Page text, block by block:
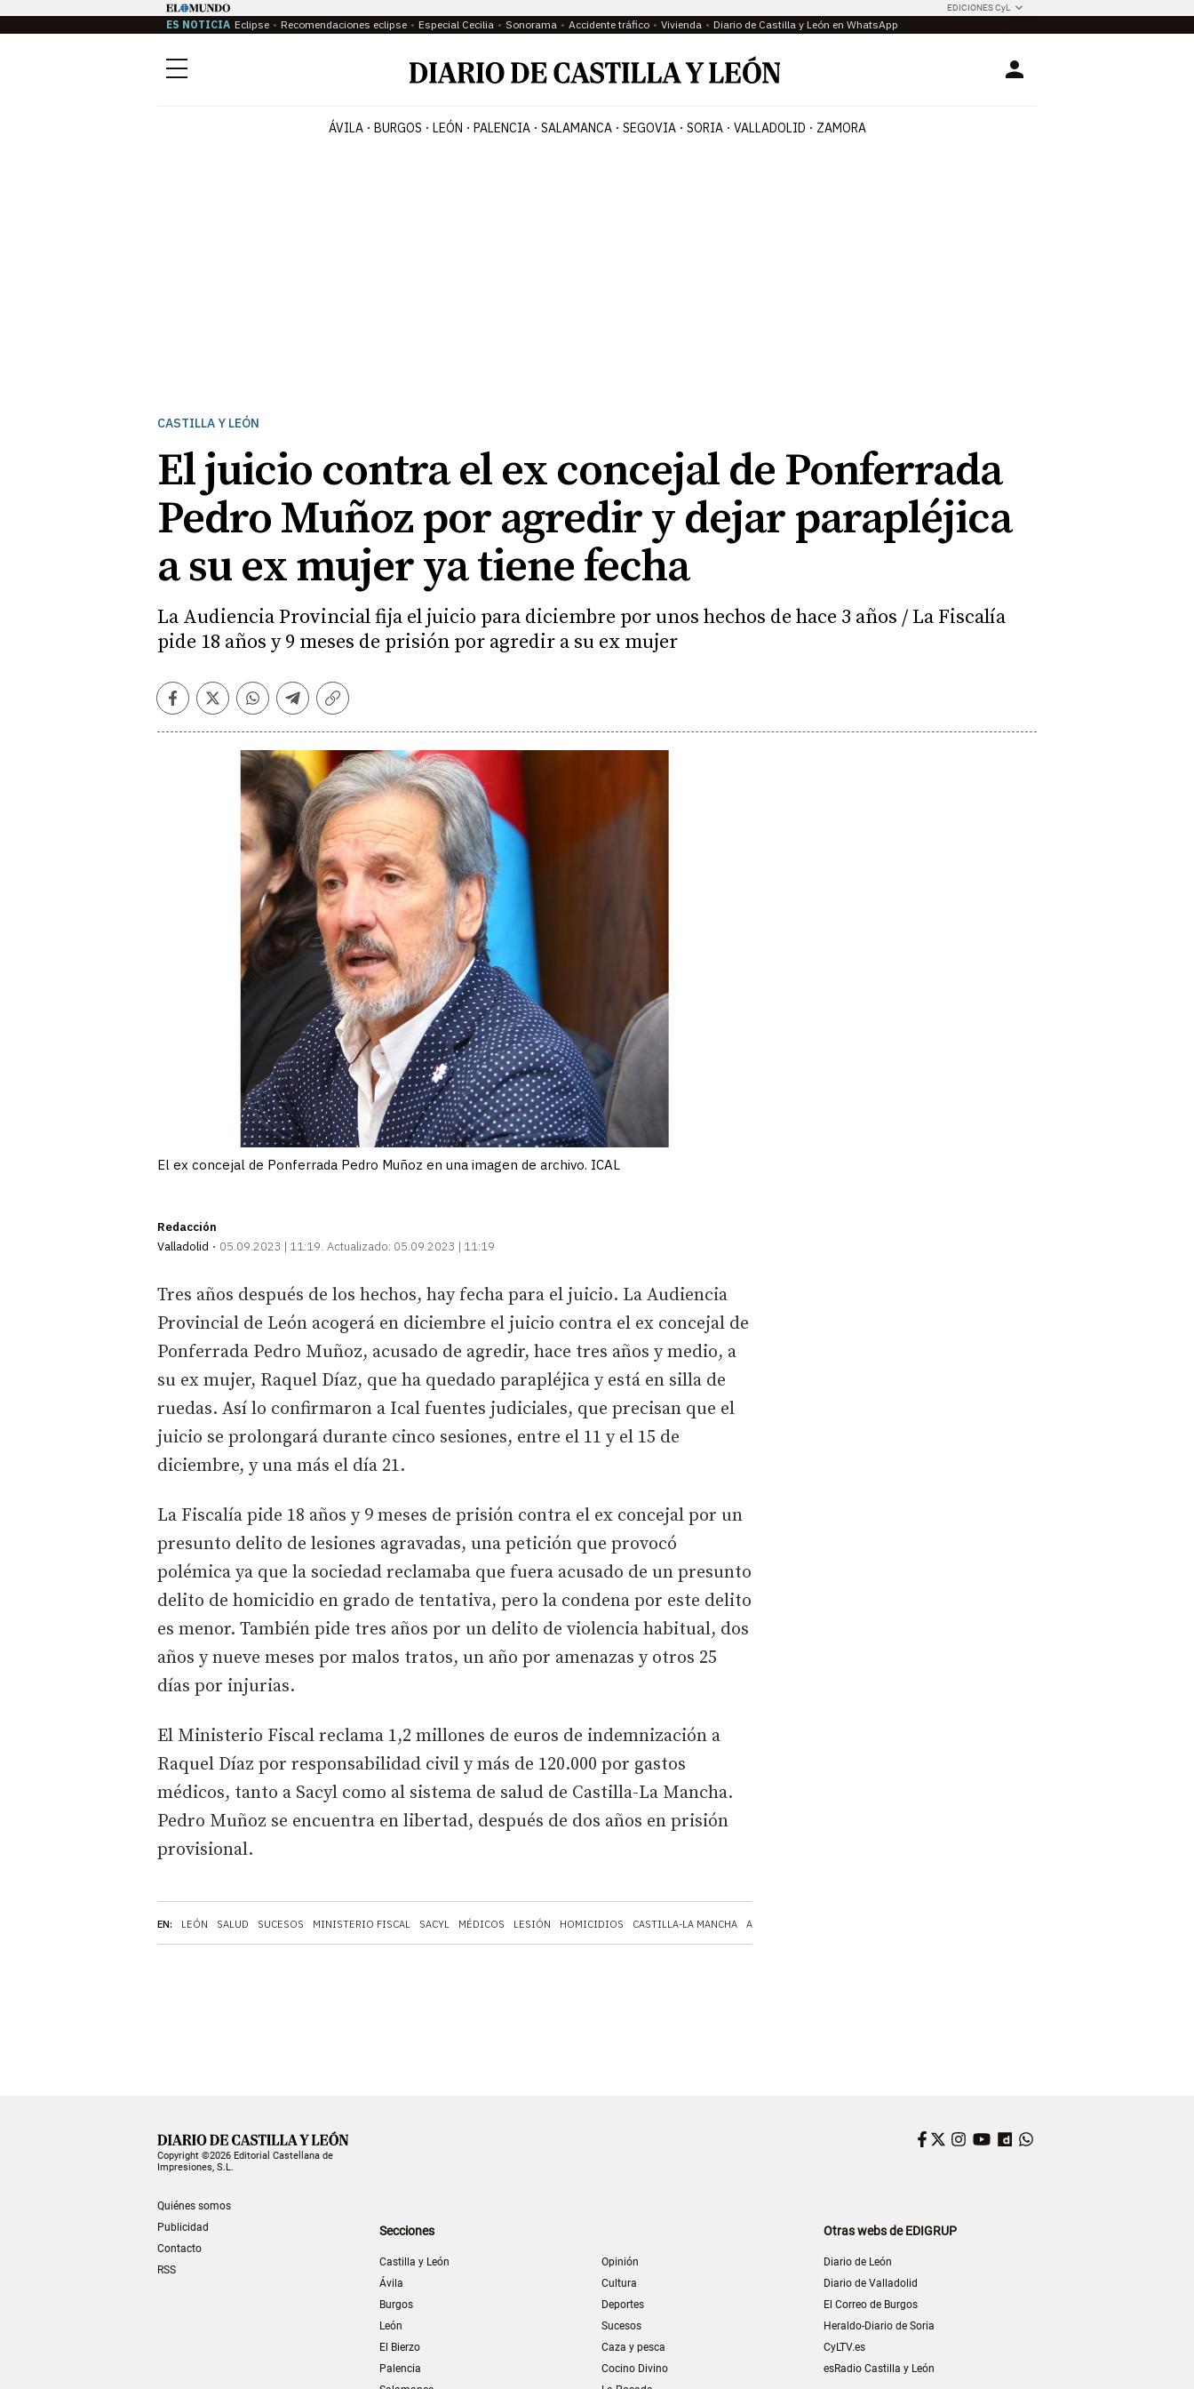
EDICIONES CyL
ES NOTICIA Eclipse Recomendaciones eclipse Especial Cecilia Sonorama Accidente tráfico Vivienda Diario de Castilla y León en WhatsApp
Menú Login
ÁVILA BURGOS LEÓN PALENCIA SALAMANCA SEGOVIA SORIA VALLADOLID ZAMORA
CASTILLA Y LEÓN
El juicio contra el ex concejal de Ponferrada
Pedro Muñoz por agredir y dejar parapléjica
a su ex mujer ya tiene fecha
La Audiencia Provincial fija el juicio para diciembre por unos hechos de hace 3 años / La Fiscalía
pide 18 años y 9 meses de prisión por agredir a su ex mujer
Facebook
TwitterWhatsapp
Telegram
Copiar
El ex concejal de Ponferrada Pedro Muñoz en una imagen de archivo. ICAL
Redacción
Valladolid
05.09.2023 | 11:19 Actualizado: 05.09.2023 | 11:19
EN: LEÓN SALUD SUCESOS MINISTERIO FISCAL SACYL MÉDICOS LESIÓN HOMICIDIOS CASTILLA-LA MANCHA AUDIENCIA PROVINCIAL
Tres años después de los hechos, hay fecha para el juicio. La Audiencia
Provincial de León acogerá en diciembre el juicio contra el ex concejal de
Ponferrada Pedro Muñoz, acusado de agredir, hace tres años y medio, a
su ex mujer, Raquel Díaz, que ha quedado parapléjica y está en silla de
ruedas. Así lo confirmaron a Ical fuentes judiciales, que precisan que el
juicio se prolongará durante cinco sesiones, entre el 11 y el 15 de
diciembre, y una más el día 21.
La Fiscalía pide 18 años y 9 meses de prisión contra el ex concejal por un
presunto delito de lesiones agravadas, una petición que provocó
polémica ya que la sociedad reclamaba que fuera acusado de un presunto
delito de homicidio en grado de tentativa, pero la condena por este delito
es menor. También pide tres años por un delito de violencia habitual, dos
años y nueve meses por malos tratos, un año por amenazas y otros 25
días por injurias.
El Ministerio Fiscal reclama 1,2 millones de euros de indemnización a
Raquel Díaz por responsabilidad civil y más de 120.000 por gastos
médicos, tanto a Sacyl como al sistema de salud de Castilla-La Mancha.
Pedro Muñoz se encuentra en libertad, después de dos años en prisión
provisional.
Copyright ©2026 Editorial Castellana de
Impresiones, S.L.
Quiénes somos
Publicidad
Contacto
RSS
Facebook
Twitter
Instagram
YouTube
Dailymotion
Secciones
Castilla y León
Ávila
Burgos
León
El Bierzo
Palencia
Opinión
Cultura
Deportes
Sucesos
Caza y pesca
Cocino Divino
Otras webs de EDIGRUP
Diario de León
Diario de Valladolid
El Correo de Burgos
Heraldo-Diario de Soria
CyLTV.es
esRadio Castilla y León